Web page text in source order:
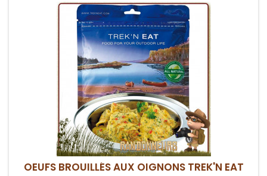
OEUFS BROUILLÉS AUX OIGNONS TREK'N EAT